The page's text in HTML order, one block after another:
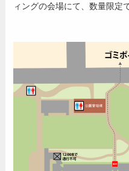
ィングの会場にて、数量限定